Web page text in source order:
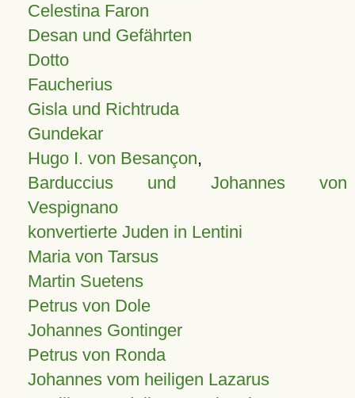
Celestina Faron
Desan und Gefährten
Dotto
Faucherius
Gisla und Richtruda
Gundekar
Hugo I. von Besançon,
Barduccius und Johannes von
Vespignano
konvertierte Juden in Lentini
Maria von Tarsus
Martin Suetens
Petrus von Dole
Johannes Gontinger
Petrus von Ronda
Johannes vom heiligen Lazarus